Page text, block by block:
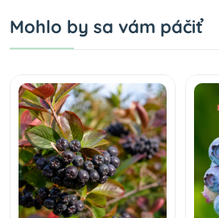
Mohlo by sa vám páčiť